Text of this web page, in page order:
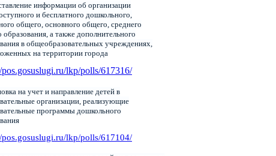
информации об организации
и бесплатного дошкольного,
общего, основного общего, среднего
образования, а также дополнительного
в общеобразовательных учреждениях,
на территории города
pos.gosuslugi.ru/lkp/polls/617316/
на учет и направление детей в
организации, реализующие
программы дошкольного
pos.gosuslugi.ru/lkp/polls/617104/